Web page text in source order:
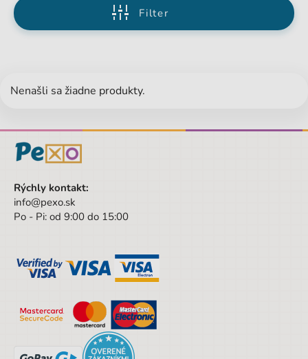
Filter
Nenašli sa žiadne produkty.
Rýchly kontakt:
info@pexo.sk
Po - Pi: od 9:00 do 15:00